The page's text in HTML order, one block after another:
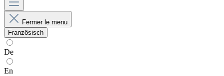
Fermer le menu
Französisch
De
En